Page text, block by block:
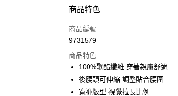
付款方式
信用卡一次付款
3 期 0 利率 每期 NT$377
合作金庫商業銀行
華南商業銀行
LINE Pay
商品特色
商品編號
9731579
商品特色
100%聚酯纖維 穿著親膚舒適
後腰頭可伸縮 調整貼合腰圍
寬褲版型 視覺拉長比例